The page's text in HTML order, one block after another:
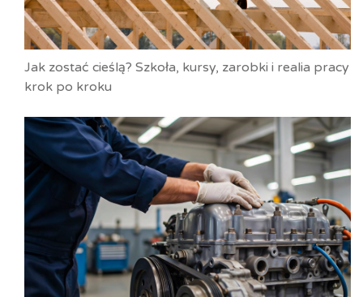
Jak zostać cieślą? Szkoła, kursy, zarobki i realia pracy
krok po kroku